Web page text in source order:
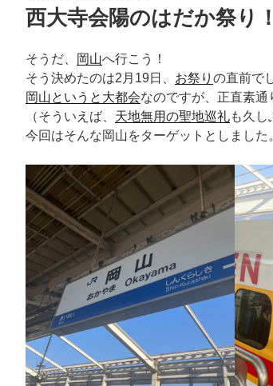
稿
日:
西大寺会陽のはだか祭り！
そうだ、 岡山へ行こう！
そう決めたのは2月19日、 お祭り の直前で
岡山というと大都会なのですが、正直素通
（そういえば、 天地無用の聖地巡礼も久し
今回はそんな岡山をターゲットとしました